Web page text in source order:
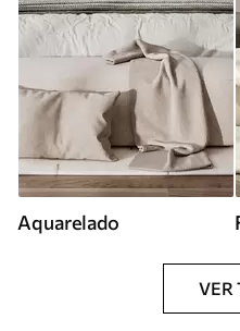
Aquarelado
VER